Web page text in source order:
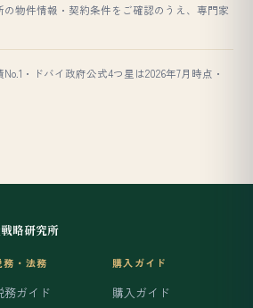
の物件情報・契約条件をご確認のうえ、専門家
・ドバイ政府公式4つ星は2026年7月時点・
略研究所
務・法務
務ガイド
購入ガイド
購入ガイド